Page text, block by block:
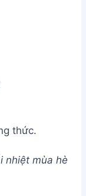
nhiệt mùa hè